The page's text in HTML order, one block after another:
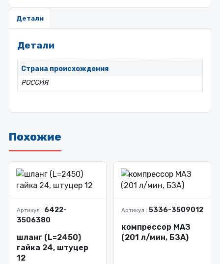
Детали
Детали
Страна происхождения
РОССИЯ
Похожие
Артикул : 6422-
3506380
шланг (L=2450)
гайка 24, штуцер
12
Артикул : 5336-3509012
компрессор МАЗ
(201 л/мин, БЗА)